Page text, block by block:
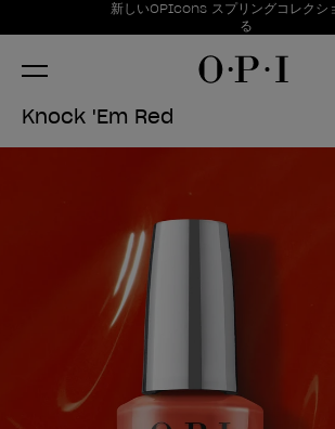
お得情報新しいOPIcons スプリングコレクシ
る
Item 1 of 1
Knock 'Em Red